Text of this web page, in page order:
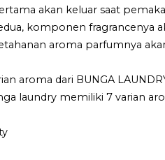
akan keluar saat
komponen fragrancenya
aroma parfumnya
aroma dari BUNGA
laundry memiliki 7 varian